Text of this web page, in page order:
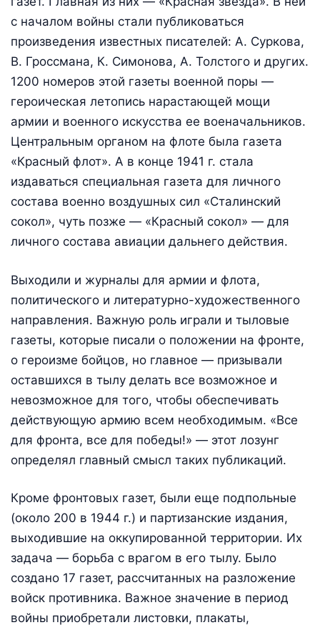
с началом войны стали публиковаться
произведения известных писателей: А. Суркова,
В. Гроссмана, К. Симонова, А. Толстого и других.
1200 номеров этой газеты военной поры —
героическая летопись нарастающей мощи
армии и военного искусства ее военачальников.
Центральным органом на флоте была газета
«Красный флот». А в конце 1941 г. стала
издаваться специальная газета для личного
состава военно воздушных сил «Сталинский
сокол», чуть позже — «Красный сокол» — для
личного состава авиации дальнего действия.
Выходили и журналы для армии и флота,
политического и литературно-художественного
направления. Важную роль играли и тыловые
газеты, которые писали о положении на фронте,
о героизме бойцов, но главное — призывали
оставшихся в тылу делать все возможное и
невозможное для того, чтобы обеспечивать
действующую армию всем необходимым. «Все
для фронта, все для победы!» — этот лозунг
определял главный смысл таких публикаций.
Кроме фронтовых газет, были еще подпольные
(около 200 в 1944 г.) и партизанские издания,
выходившие на оккупированной территории. Их
задача — борьба с врагом в его тылу. Было
создано 17 газет, рассчитанных на разложение
войск противника. Важное значение в период
войны приобретали листовки, плакаты,